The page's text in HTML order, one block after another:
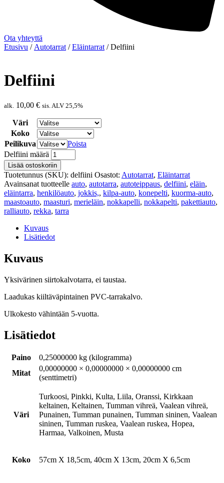
Ota yhteyttä
Etusivu / Autotarrat /Eläintarrat / Delfiini
Delfiini
alk. 10,00 € sis. ALV 25,5%
Väri
Koko
Peilikuva
Poista
Delfiini määrä
Lisää ostoskoriin
Tuotetunnus (SKU): delfiini Osastot: Autotarrat, Eläintarrat
Avainsanat tuotteelle auto, autotarra, autoteippaus, delfiini, eläin,
eläintarra, henkilöauto, jokkis,, kilpa-auto, konepelti, kuorma-auto,
maastoauto, maasturi, merieläin, nokkapelli, nokkapelti, pakettiauto,
ralliauto, rekka, tarra
Kuvaus
Lisätiedot
Kuvaus
Yksivärinen siirtokalvotarra, ei taustaa.
Laadukas kiiltäväpintainen PVC-tarrakalvo.
Ulkokesto vähintään 5-vuotta.
Lisätiedot
Paino
0,25000000 kg (kilogramma)
Mitat
0,00000000 × 0,00000000 × 0,00000000 cm
(senttimetri)
Väri
Turkoosi, Pinkki, Kulta, Liila, Oranssi, Kirkkaan
keltainen, Keltainen, Tumman vihreä, Vaalean vihreä,
Punainen, Tumman punainen, Tumman sininen, Vaalean
sininen, Tumman ruskea, Vaalean ruskea, Hopea,
Harmaa, Valkoinen, Musta
Koko 57cm X 18,5cm, 40cm X 13cm, 20cm X 6,5cm